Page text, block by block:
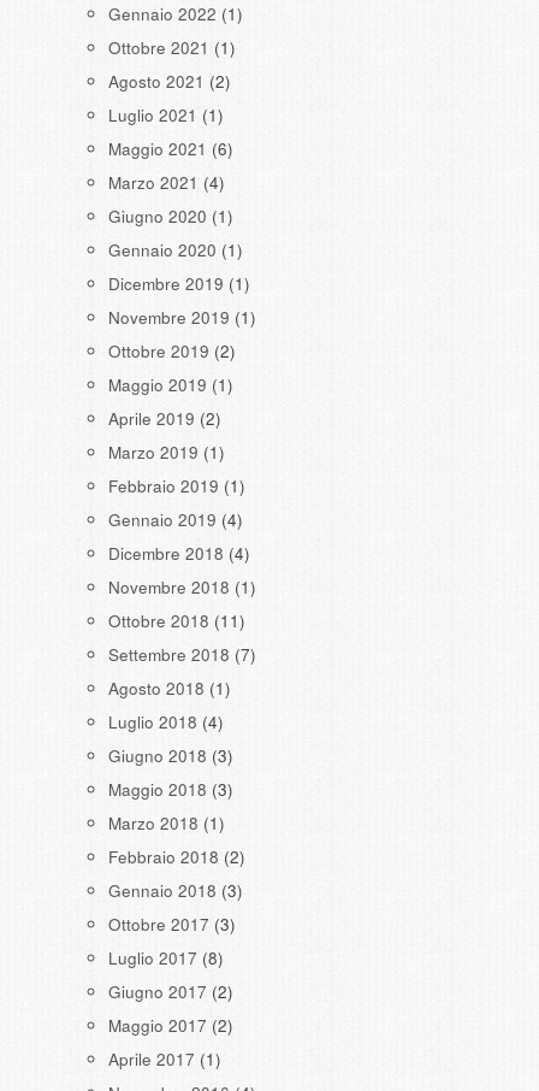
Gennaio 2022 (1)
Ottobre 2021 (1)
Agosto 2021 (2)
Luglio 2021 (1)
Maggio 2021 (6)
Marzo 2021 (4)
Giugno 2020 (1)
Gennaio 2020 (1)
Dicembre 2019 (1)
Novembre 2019 (1)
Ottobre 2019 (2)
Maggio 2019 (1)
Aprile 2019 (2)
Marzo 2019 (1)
Febbraio 2019 (1)
Gennaio 2019 (4)
Dicembre 2018 (4)
Novembre 2018 (1)
Ottobre 2018 (11)
Settembre 2018 (7)
Agosto 2018 (1)
Luglio 2018 (4)
Giugno 2018 (3)
Maggio 2018 (3)
Marzo 2018 (1)
Febbraio 2018 (2)
Gennaio 2018 (3)
Ottobre 2017 (3)
Luglio 2017 (8)
Giugno 2017 (2)
Maggio 2017 (2)
Aprile 2017 (1)